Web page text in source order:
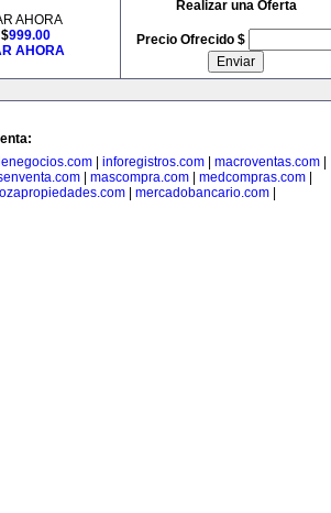
AHORA
999.00
AHORA
Realizar una Oferta
Precio Ofrecido $
| inforegistros.com| macroventas.com|
| mascompra.com| medcompras.com|
| mercadobancario.com|